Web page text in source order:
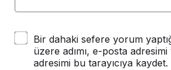
Bir dahaki sefere yorum
üzere adımı, e-posta
adresimi bu tarayıcıya kaydet.